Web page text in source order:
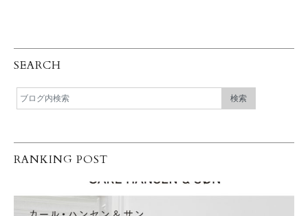
SEARCH
RANKING POST